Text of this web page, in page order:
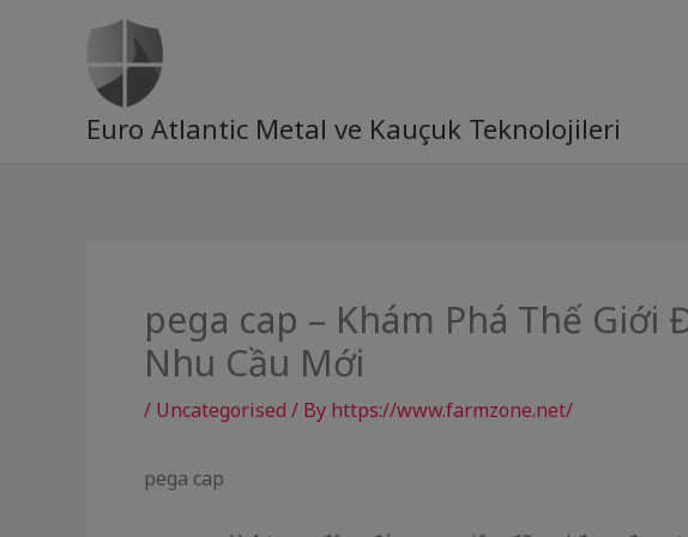
Euro Atlantic Metal ve Kauçuk Teknolojileri
pega cap – Khám Phá Thế Giới
Nhu Cầu Mới
/ Uncategorised / By https://www.farmzone.net/
pega cap